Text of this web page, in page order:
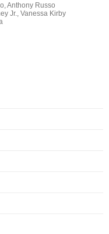
Anthony Russo
Jr., Vanessa Kirby